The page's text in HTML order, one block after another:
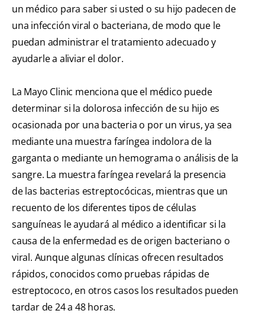
un médico para saber si usted o su hijo padecen de
una infección viral o bacteriana, de modo que le
puedan administrar el tratamiento adecuado y
ayudarle a aliviar el dolor.
La Mayo Clinic menciona que el médico puede
determinar si la dolorosa infección de su hijo es
ocasionada por una bacteria o por un virus, ya sea
mediante una muestra faríngea indolora de la
garganta o mediante un hemograma o análisis de la
sangre. La muestra faríngea revelará la presencia
de las bacterias estreptocócicas, mientras que un
recuento de los diferentes tipos de células
sanguíneas le ayudará al médico a identificar si la
causa de la enfermedad es de origen bacteriano o
viral. Aunque algunas clínicas ofrecen resultados
rápidos, conocidos como pruebas rápidas de
estreptococo, en otros casos los resultados pueden
tardar de 24 a 48 horas.